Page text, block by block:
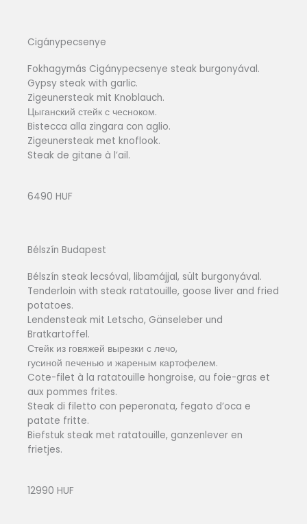
Cigánypecsenye
Fokhagymás Cigánypecsenye steak burgonyával.
Gypsy steak with garlic.
Zigeunersteak mit Knoblauch.
Цыганский стейк с чесноком.
Bistecca alla zingara con aglio.
Zigeunersteak met knoflook.
Steak de gitane à l’ail.
6490 HUF
Bélszín Budapest
Bélszín steak lecsóval, libamájjal, sült burgonyával.
Tenderloin with steak ratatouille, goose liver and fried
potatoes.
Lendensteak mit Letscho, Gänseleber und
Bratkartoffel.
Стейк из говяжей вырезки с лечо,
гусиной печенью и жареным картофелем.
Cote-filet à la ratatouille hongroise, au foie-gras et
aux pommes frites.
Steak di filetto con peperonata, fegato d’oca e
patate fritte.
Biefstuk steak met ratatouille, ganzenlever en
frietjes.
12990 HUF